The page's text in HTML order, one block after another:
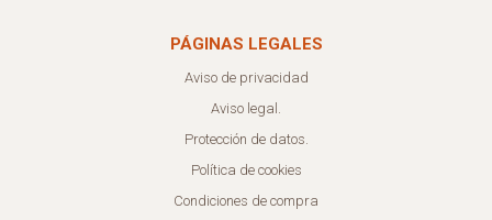
PÁGINAS LEGALES
Aviso de privacidad
Aviso legal.
Protección de datos.
Política de cookies
Condiciones de compra